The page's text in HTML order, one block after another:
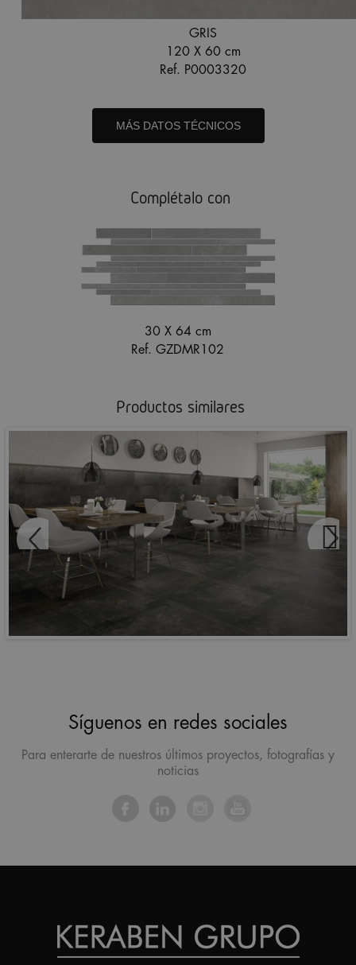
GRIS
120 X 60 cm
Ref. P0003320
MÁS DATOS TÉCNICOS
Complétalo con
30 X 64 cm
Ref. GZDMR102
Productos similares
Síguenos en redes sociales
Para enterarte de nuestros últimos proyectos, fotografías y
noticias